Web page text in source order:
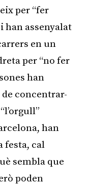
per “fer
han assenyalat
en un
per “no fer
han
de concentrar-
han
festa, cal
sembla que
poden